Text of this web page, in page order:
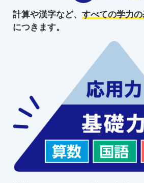
計算や漢字など、 すべての学力の
につきます。